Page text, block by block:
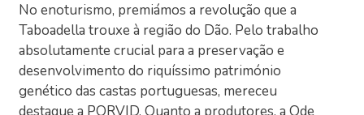
No enoturismo, premiámos a revolução que a
Taboadella trouxe à região do Dão. Pelo trabalho
absolutamente crucial para a preservação e
desenvolvimento do riquíssimo património
genético das castas portuguesas, mereceu